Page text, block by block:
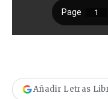
Añadir Letras